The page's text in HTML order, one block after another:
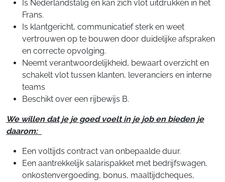
Is Nederlandstalig en kan zich vlot uitdrukken in het
Frans.
Is klantgericht, communicatief sterk en weet
vertrouwen op te bouwen door duidelijke afspraken
en correcte opvolging.
Neemt verantwoordelijkheid, bewaart overzicht en
schakelt vlot tussen klanten, leveranciers en interne
teams
Beschikt over een rijbewijs B.
We willen dat je je goed voelt in je job en bieden je
daarom:
Een voltijds contract van onbepaalde duur.
Een aantrekkelijk salarispakket met bedrijfswagen,
onkostenvergoeding, bonus, maaltijdcheques,